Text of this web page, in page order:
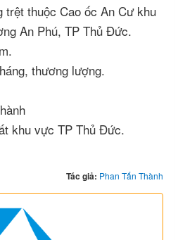
trệt thuộc Cao ốc An Cư khu
An Phú, TP Thủ Đức.
thương lượng.
khu vực TP Thủ Đức.
Tác giả: Phan Tấn Thành